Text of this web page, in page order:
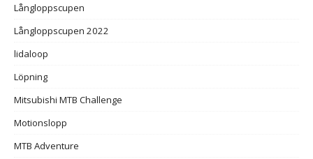
Långloppscupen
Långloppscupen 2022
lidaloop
Löpning
Mitsubishi MTB Challenge
Motionslopp
MTB Adventure